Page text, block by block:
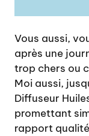
Vous aussi,
après une
trop chers ou
Moi aussi,
Diffuseur
promettant
rapport